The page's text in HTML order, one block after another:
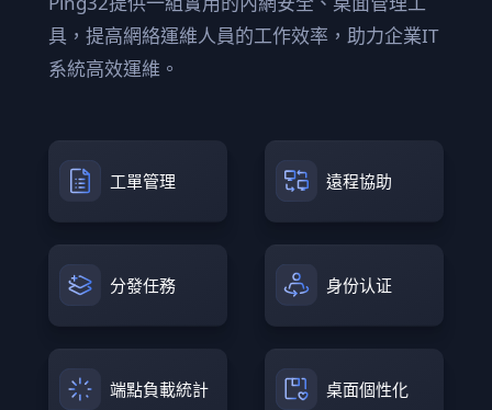
具，提高網絡運維人員的工作效率， 助力企業IT
系統高效運維。
工單管理 遠程協助
分發任務 身份认证
端點負載統計 桌面個性化